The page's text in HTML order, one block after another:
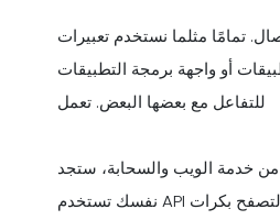
تمامًا مثلما نستخدم تعبيرات
أو واجهة برمجة التطبيقات
للتفاعل مع بعضها البعض. تعمل
من خدمة الويب والسحابة، ستجد
نفسك تستخدم API عدة مرات في اليوم. في اللحظة التي تختار فيها هاتفك الذكي لتصفح بكرات Instagram أو طلب بيتزا، تصبح